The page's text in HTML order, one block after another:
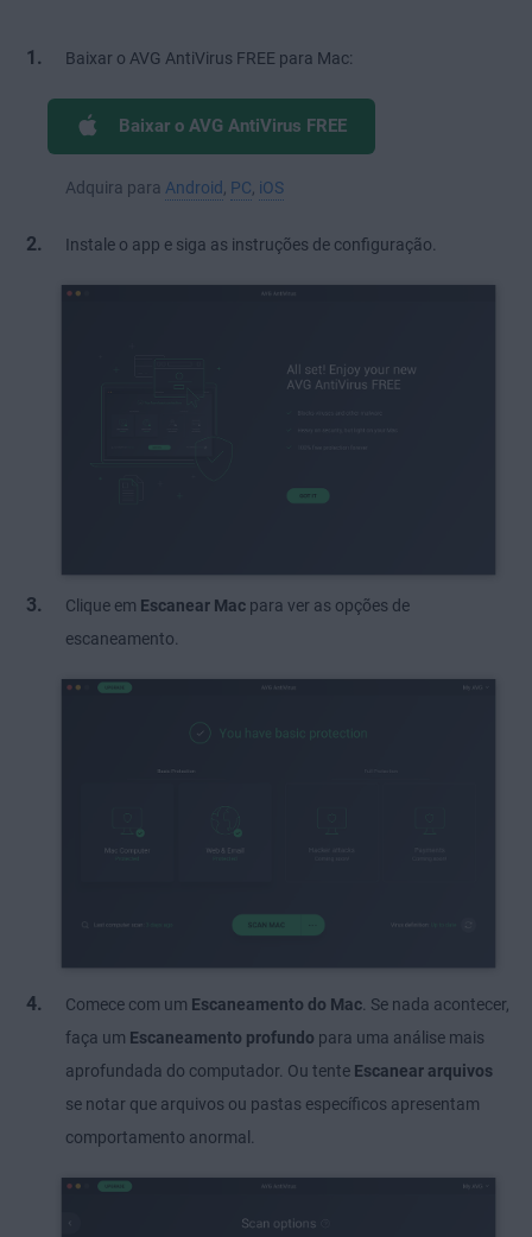
Baixar o AVG AntiVirus FREE para Mac:
Baixar o AVG AntiVirus FREE
Adquira para Android PC iOS
Instale o app e siga as instruções de configuração.
Clique em Escanear Mac para ver as opções de
escaneamento.
Comece com um Escaneamento do Mac. Se nada acontecer,
faça um Escaneamento profundo para uma análise mais
aprofundada do computador. Ou tente Escanear arquivos
se notar que arquivos ou pastas específicos apresentam
comportamento anormal.